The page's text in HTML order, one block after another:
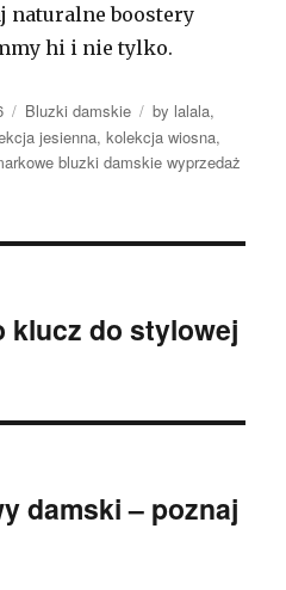
naturalne boostery
hi i nie tylko.
Kategorie
Bluzki damskie Tagi
by lalala,
jesienna,kolekcja wiosna,
bluzki damskie wyprzedaż
klucz do stylowej
damski – poznaj